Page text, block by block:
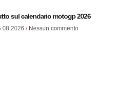
sul calendario motogp 2026
Nessun commento